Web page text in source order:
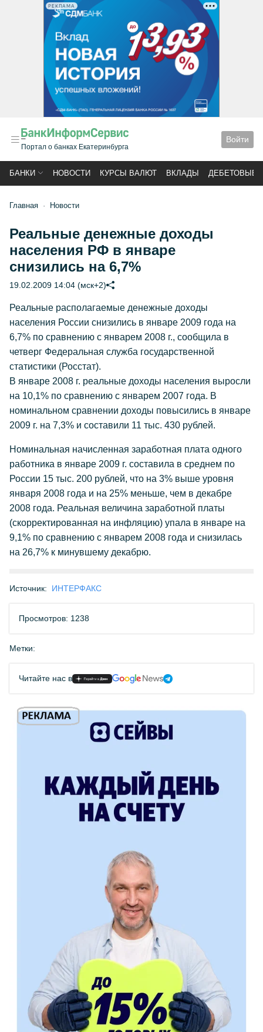
РЕКЛАМА
Портал о банках Екатеринбурга
Войти
БАНКИ НОВОСТИ КУРСЫ ВАЛЮТ ВКЛАДЫ ДЕБЕТОВЫЕ
Главная Новости
Реальные денежные доходы
населения РФ в январе
снизились на 6,7%
19.02.2009 14:04 (мск+2)
Реальные располагаемые денежные доходы
населения России снизились в январе 2009 года на
6,7% по сравнению с январем 2008 г., сообщила в
четверг Федеральная служба государственной
статистики (Росстат).
В январе 2008 г. реальные доходы населения выросли
на 10,1% по сравнению с январем 2007 года. В
номинальном сравнении доходы повысились в январе
2009 г. на 7,3% и составили 11 тыс. 430 рублей.
Номинальная начисленная заработная плата одного
работника в январе 2009 г. составила в среднем по
России 15 тыс. 200 рублей, что на 3% выше уровня
января 2008 года и на 25% меньше, чем в декабре
2008 года. Реальная величина заработной платы
(скорректированная на инфляцию) упала в январе на
9,1% по сравнению с январем 2008 года и снизилась
на 26,7% к минувшему декабрю.
Источник: ИНТЕРФАКС
Просмотров: 1238
Метки:
Читайте нас в